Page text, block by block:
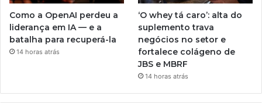
Como a OpenAI perdeu a
liderança em IA — e a
batalha para recuperá-la
14 horas atrás
‘O whey tá caro’: alta do
suplemento trava
negócios no setor e
fortalece colágeno de
JBS e MBRF
14 horas atrás